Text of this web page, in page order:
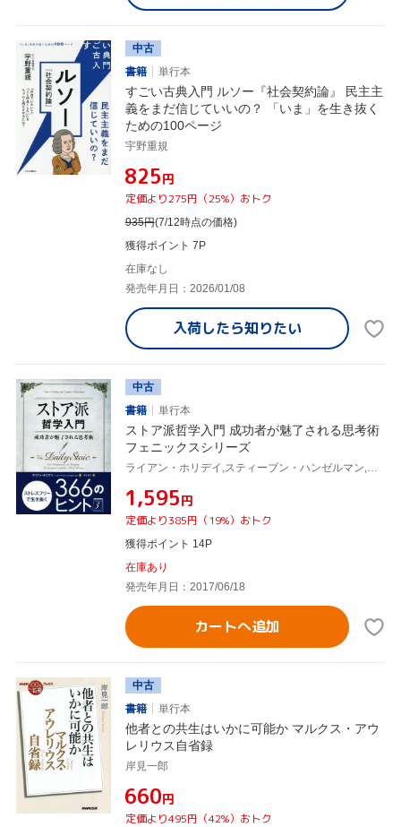
中古
書籍
単行本
すごい古典入門 ルソー『社会契約論』 民主主
義をまだ信じていいの？ 「いま」を生き抜く
ための100ページ
宇野重規
¥825円
定価より275円（25%）おトク
935円(7/12時点の価格)
獲得ポイント 7P
在庫なし
発売年月日：2026/01/08
入荷したら知りたい
中古
書籍
単行本
ストア派哲学入門 成功者が魅了される思考術
フェニックスシリーズ
ライアン・ホリデイ,スティーブン・ハンゼルマン,金井啓太
¥1,595円
定価より385円（19%）おトク
獲得ポイント 14P
在庫あり
発売年月日：2017/06/18
カートへ追加
中古
書籍
単行本
他者との共生はいかに可能か マルクス・アウ
レリウス自省録
岸見一郎
¥660円
定価より495円（42%）おトク